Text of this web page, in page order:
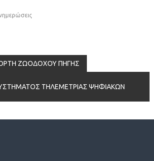
ΖΩΟΔΟΧΟΥ ΠΗΓΗΣ
ΤΗΛΕΜΕΤΡΙΑΣ ΨΗΦΙΑΚΩΝ